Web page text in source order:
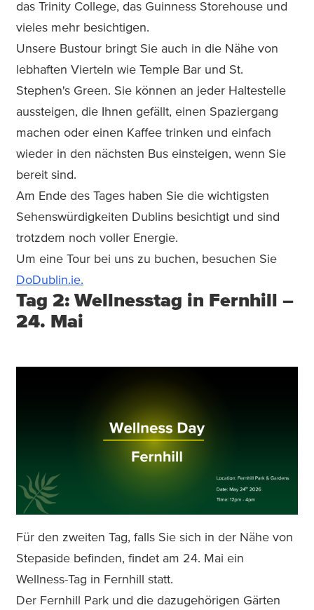
das Trinity College, das Guinness Storehouse und
vieles mehr besichtigen.
Unsere Bustour bringt Sie auch in die Nähe von
lebhaften Vierteln wie Temple Bar und St.
Stephen's Green. Sie können an jeder Haltestelle
aussteigen, die Ihnen gefällt, einen Spaziergang
machen oder einen Kaffee trinken und einfach
wieder in den nächsten Bus einsteigen, wenn Sie
bereit sind.
Am Ende des Tages haben Sie die wichtigsten
Sehenswürdigkeiten Dublins besichtigt und sind
trotzdem noch voller Energie.
Um eine Tour bei uns zu buchen, besuchen Sie
DoDublin.ie.
Tag 2: Wellnesstag in Fernhill –
24. Mai
Für den zweiten Tag, falls Sie sich in der Nähe von
Stepaside befinden, findet am 24. Mai ein
Wellness-Tag in Fernhill statt.
Der Fernhill Park und die dazugehörigen Gärten